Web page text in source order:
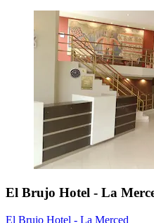
El Brujo Hotel - La
El Brujo Hotel - La Merced